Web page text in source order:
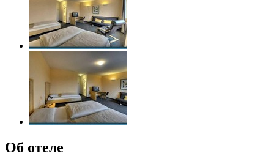
Об отеле